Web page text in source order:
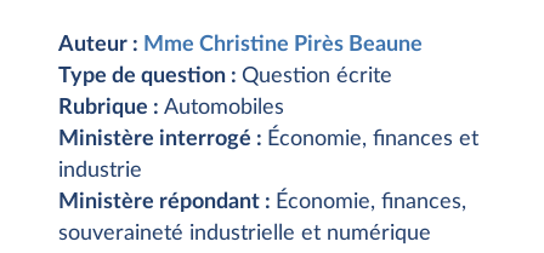
Auteur : Mme Christine Pirès Beaune
Type de question : Question écrite
Rubrique : Automobiles
Ministère interrogé : Économie, finances et
industrie
Ministère répondant : Économie, finances,
souveraineté industrielle et numérique